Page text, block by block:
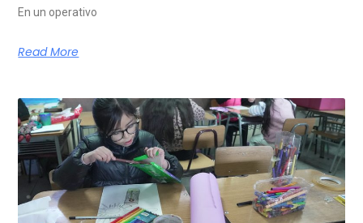
En un operativo
Read More